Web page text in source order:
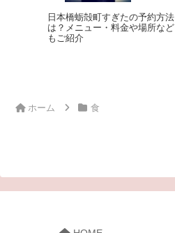
日本橋蛎殻町すぎたの予約方法
は？メニュー・料金や場所など
もご紹介
ホーム 食